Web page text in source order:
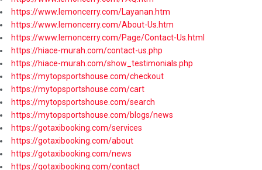
https://www.lemoncerry.com/Layanan.htm
https://www.lemoncerry.com/About-Us.htm
https://www.lemoncerry.com/Page/Contact-Us.html
https://hiace-murah.com/contact-us.php
https://hiace-murah.com/show_testimonials.php
https://mytopsportshouse.com/checkout
https://mytopsportshouse.com/cart
https://mytopsportshouse.com/search
https://mytopsportshouse.com/blogs/news
https://gotaxibooking.com/services
https://gotaxibooking.com/about
https://gotaxibooking.com/news
https://gotaxibooking.com/contact